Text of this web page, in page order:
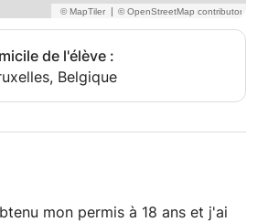
|
de l'élève :
Belgique
mon permis à 18 ans et j'ai